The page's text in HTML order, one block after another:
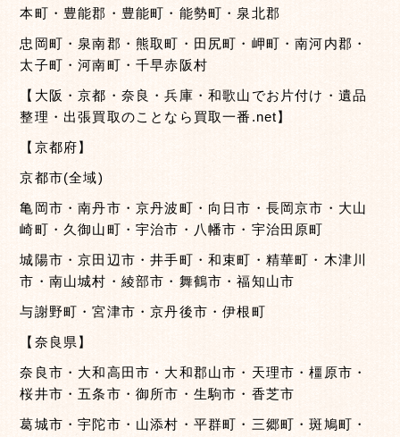
本町・豊能郡・豊能町・能勢町・泉北郡
忠岡町・泉南郡・熊取町・田尻町・岬町・南河内郡・
太子町・河南町・千早赤阪村
【大阪・京都・奈良・兵庫・和歌山でお片付け・遺品
整理・出張買取のことなら買取一番.net】
【京都府】
京都市(全域)
亀岡市・南丹市・京丹波町・向日市・長岡京市・大山
崎町・久御山町・宇治市・八幡市・宇治田原町
城陽市・京田辺市・井手町・和束町・精華町・木津川
市・南山城村・綾部市・舞鶴市・福知山市
与謝野町・宮津市・京丹後市・伊根町
【奈良県】
奈良市・大和高田市・大和郡山市・天理市・橿原市・
桜井市・五条市・御所市・生駒市・香芝市
葛城市・宇陀市・山添村・平群町・三郷町・斑鳩町・